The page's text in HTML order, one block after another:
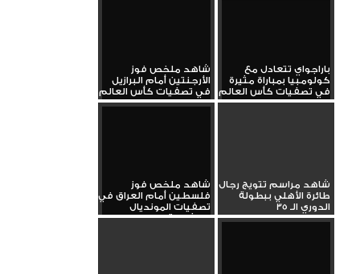
باراجواي تتعادل مع
كولومبيا بمباراة مثيرة
في تصفيات كأس العالم
شاهد ملخص فوز
الأرجنتين أمام البرازيل
في تصفيات كأس العالم
شاهد مراسم تتويج رجال
طائرة الأهلي ببطولة
الدوري الـ 35
شاهد ملخص فوز
فلسطين أمام العراق في
تصفيات المونديال
بمشاركة وسام...